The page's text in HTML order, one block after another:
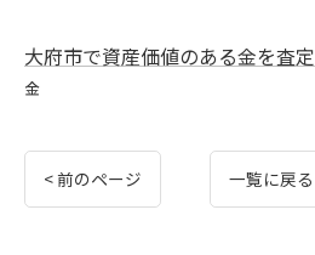
大府市で資産価値のある金を査定
金
< 前のページ 一覧に戻る